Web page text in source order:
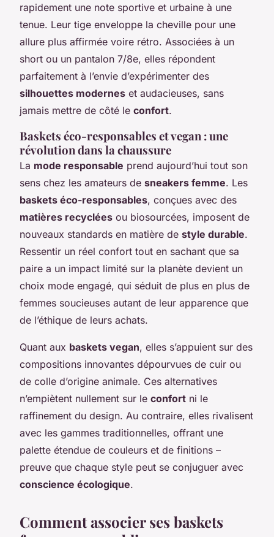
rapidement une note sportive et urbaine à une
tenue. Leur tige enveloppe la cheville pour une
allure plus affirmée voire rétro. Associées à un
short ou un pantalon 7/8e, elles répondent
parfaitement à l’envie d’expérimenter des
silhouettes modernes et audacieuses, sans
jamais mettre de côté le confort.
Baskets éco-responsables et vegan : une
révolution dans la chaussure
La mode responsable prend aujourd’hui tout son
sens chez les amateurs de sneakers femme. Les
baskets éco-responsables, conçues avec des
matières recyclées ou biosourcées, imposent de
nouveaux standards en matière de style durable.
Ressentir un réel confort tout en sachant que sa
paire a un impact limité sur la planète devient un
choix mode engagé, qui séduit de plus en plus de
femmes soucieuses autant de leur apparence que
de l’éthique de leurs achats.
Quant aux baskets vegan, elles s’appuient sur des
compositions innovantes dépourvues de cuir ou
de colle d’origine animale. Ces alternatives
n’empiètent nullement sur le confort ni le
raffinement du design. Au contraire, elles rivalisent
avec les gammes traditionnelles, offrant une
palette étendue de couleurs et de finitions –
preuve que chaque style peut se conjuguer avec
conscience écologique.
Comment associer ses baskets